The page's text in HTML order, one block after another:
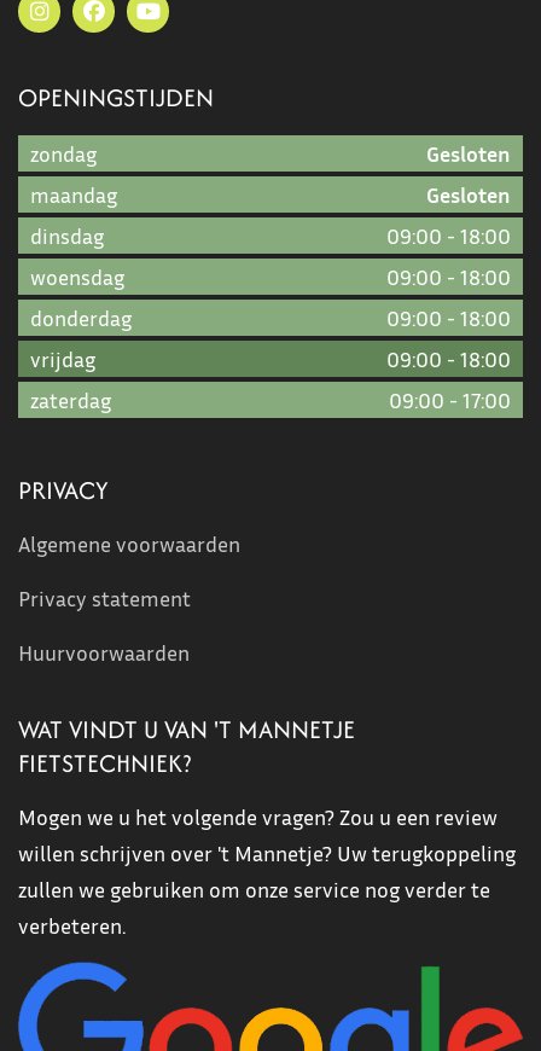
OPENINGSTIJDEN
zondag
Gesloten
maandag
Gesloten
dinsdag
09:00 - 18:00
woensdag
09:00 - 18:00
donderdag
09:00 - 18:00
vrijdag
09:00 - 18:00
zaterdag
09:00 - 17:00
PRIVACY
Algemene voorwaarden
Privacy statement
Huurvoorwaarden
WAT VINDT U VAN 'T MANNETJE
FIETSTECHNIEK?
Mogen we u het volgende vragen? Zou u een review
willen schrijven over 't Mannetje? Uw terugkoppeling
zullen we gebruiken om onze service nog verder te
verbeteren.